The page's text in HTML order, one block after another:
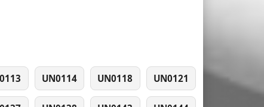
UN0114 UN0118 UN0121